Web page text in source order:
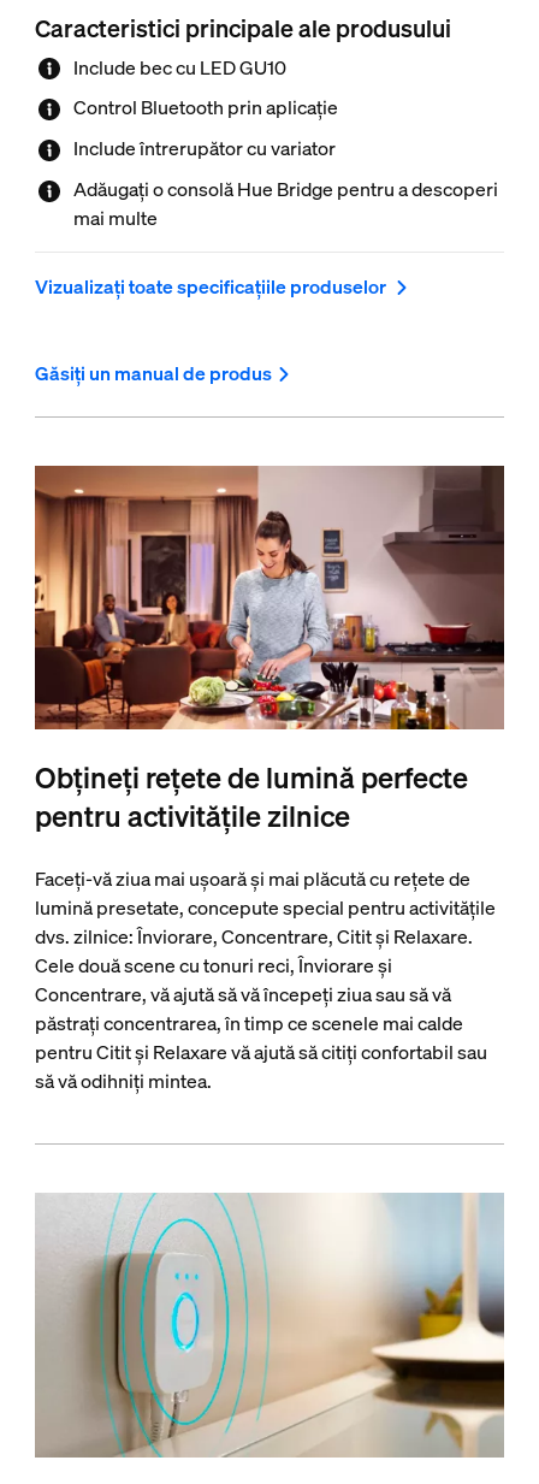
deblochează gama completă de caracteristici de lumină
inteligentă cu ajutorul consolei Philips Hue Bridge.
Caracteristici principale ale produsului
Include bec cu LED GU10
Control Bluetooth prin aplicație
Include întrerupător cu variator
Adăugați o consolă Hue Bridge pentru a descoperi
mai multe
Vizualizați toate specificațiile produselor
Găsiți un manual de produs
Obțineți rețete de lumină perfecte
pentru activitățile zilnice
Faceți-vă ziua mai ușoară și mai plăcută cu rețete de
lumină presetate, concepute special pentru activitățile
dvs. zilnice: Înviorare, Concentrare, Citit și Relaxare.
Cele două scene cu tonuri reci, Înviorare și
Concentrare, vă ajută să vă începeți ziua sau să vă
păstrați concentrarea, în timp ce scenele mai calde
pentru Citit și Relaxare vă ajută să citiți confortabil sau
să vă odihniți mintea.